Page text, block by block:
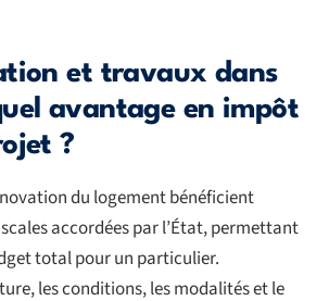
et travaux dans
avantage en impôt
?
du logement bénéficient
accordées par l’État, permettant
total pour un particulier.
les conditions, les modalités et le